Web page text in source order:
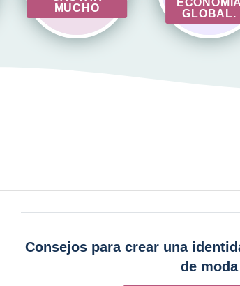
MUCHO
ECONOMÍA
GLOBAL.
Consejos para crear una
de moda